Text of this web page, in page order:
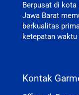
Berpusat di kota
Jawa Barat
berkualitas
ketepatan
Kontak